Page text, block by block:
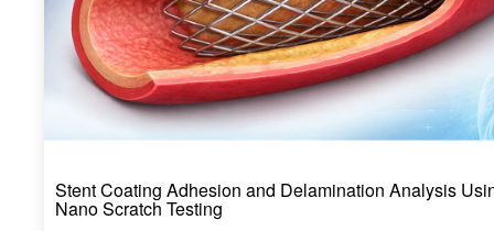
Stent Coating Adhesion and Delamination Analysis
Nano Scratch Testing